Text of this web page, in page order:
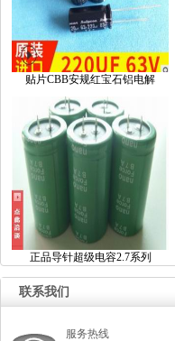
贴片CBB安规红宝石铝电解
正品导针超级电容2.7系列
联系我们
服务热线